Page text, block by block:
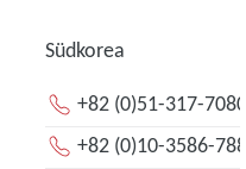
Südkorea
+82 (0)51-317-7080
+82 (0)10-3586-7889